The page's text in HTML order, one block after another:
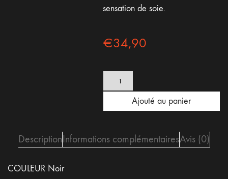
sensation de soie.
€34,90
Mesh
Noir
démontage
Ajouté au panier
DescriptionInformations complémentairesAvis (0)
COULEUR Noir